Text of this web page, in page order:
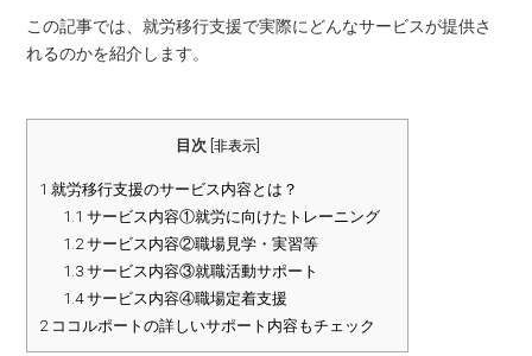
この記事では、就労移行支援で実際にどんなサービスが提供さ
れるのかを紹介します。
目次 非表示]
1 就労移行支援のサービス内容とは？
1.1 サービス内容①就労に向けたトレーニング
1.2 サービス内容②職場見学・実習等
1.3 サービス内容③就職活動サポート
1.4サービス内容④職場定着支援
2 ココルポートの詳しいサポート内容もチェック